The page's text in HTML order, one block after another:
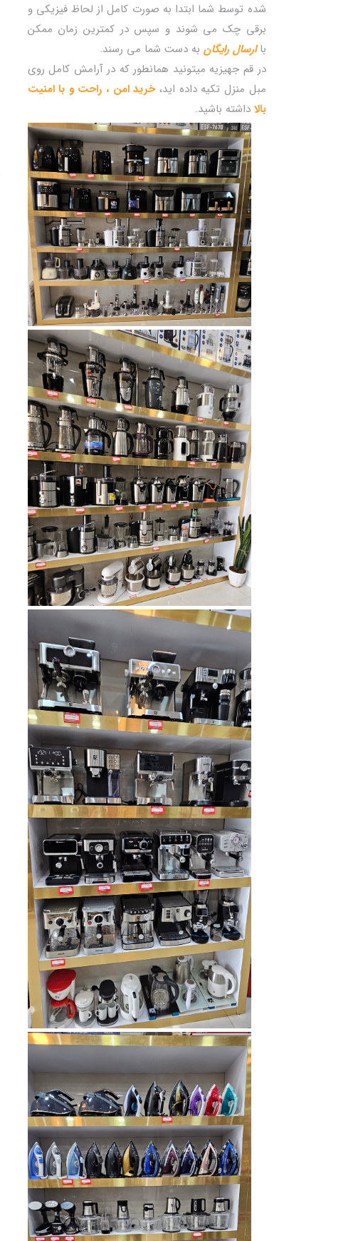
شده توسط شما ابتدا به صورت کامل از لحاظ فیزیکی و
برقی چک می شوند و سپس در کمترین زمان ممکن
با ارسال رایگان به دست شما می رسند.
در قم جهیزیه میتونید همانطور که در آرامش کامل روی
مبل منزل تکیه داده اید،خرید امن ، راحت و با امنیت
بالا داشته باشید.